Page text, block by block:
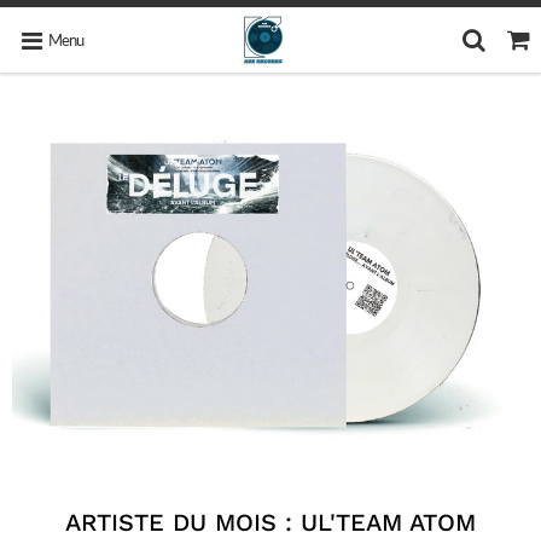
Menu
ARTISTE DU MOIS : UL'TEAM ATOM